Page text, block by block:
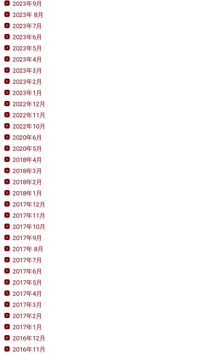
2023年9月
2023年 8月
2023年7月
2023年6月
2023年5月
2023年4月
2023年3月
2023年2月
2023年1月
2022年12月
2022年11月
2022年10月
2020年6月
2020年5月
2018年4月
2018年3月
2018年2月
2018年1月
2017年12月
2017年11月
2017年10月
2017年9月
2017年 8月
2017年7月
2017年6月
2017年5月
2017年4月
2017年3月
2017年2月
2017年1月
2016年12月
2016年11月